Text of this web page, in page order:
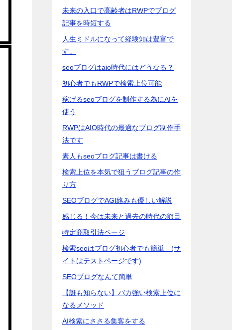
未来の入口で高齢者はRWPでブログ
記事を時短する
人生ミドルになって経験知は豊富で
す。
seoブログはaio時代にはどうなる？
初心者でもRWPで検索上位可能
稼げるseoブログを制作する為にAIを
使う
RWPはAIO時代の最適なブログ制作手
法です
素人もseoブログ記事は書ける
検索上位を本気で狙うブログ記事の作
り方
SEOブログでAGI絡みも優しい解説
感じる！今は未来と過去の時代の節目
特定商取引法ページ
検索seoはブログ初心者でも簡単 (サ
イトはテストページです)
SEOブログなんて簡単
【誰も知らない】バカ強い検索上位に
なるメソッド
AI検索にささる集客をする